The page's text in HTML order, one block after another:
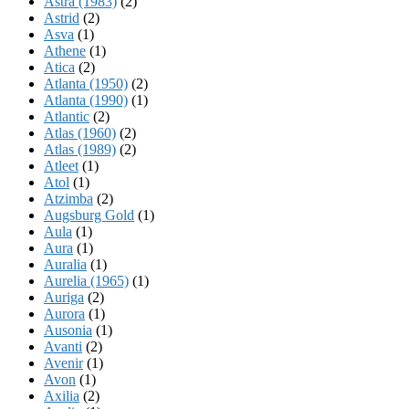
Astrid (2)
Asva (1)
Athene (1)
Atica (2)
Atlanta (1950) (2)
Atlanta (1990) (1)
Atlantic (2)
Atlas (1960) (2)
Atlas (1989) (2)
Atleet (1)
Atol (1)
Atzimba (2)
Augsburg Gold (1)
Aula (1)
Aura (1)
Auralia (1)
Aurelia (1965) (1)
Auriga (2)
Aurora (1)
Ausonia (1)
Avanti (2)
Avenir(1)
Avon (1)
Axilia (2)